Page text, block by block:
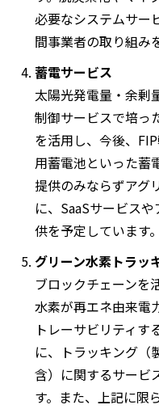
必要なシステムサー
間事業者の取り組み
蓄電サービス
太陽光発電量・余剰
制御サービスで培っ
を活用し、今後、
用蓄電池といった蓄
提供のみならずアグ
に、SaaSサービス
供を予定しています。
グリーン水素トラッ
ブロックチェーンを
水素が再エネ由来電
トレーサビリティす
に、トラッキング（
含）に関するサービ
す。また、上記に限